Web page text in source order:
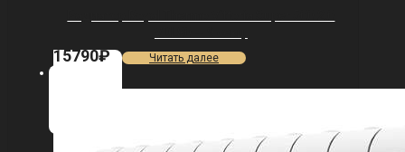
15790₽ Читать далее